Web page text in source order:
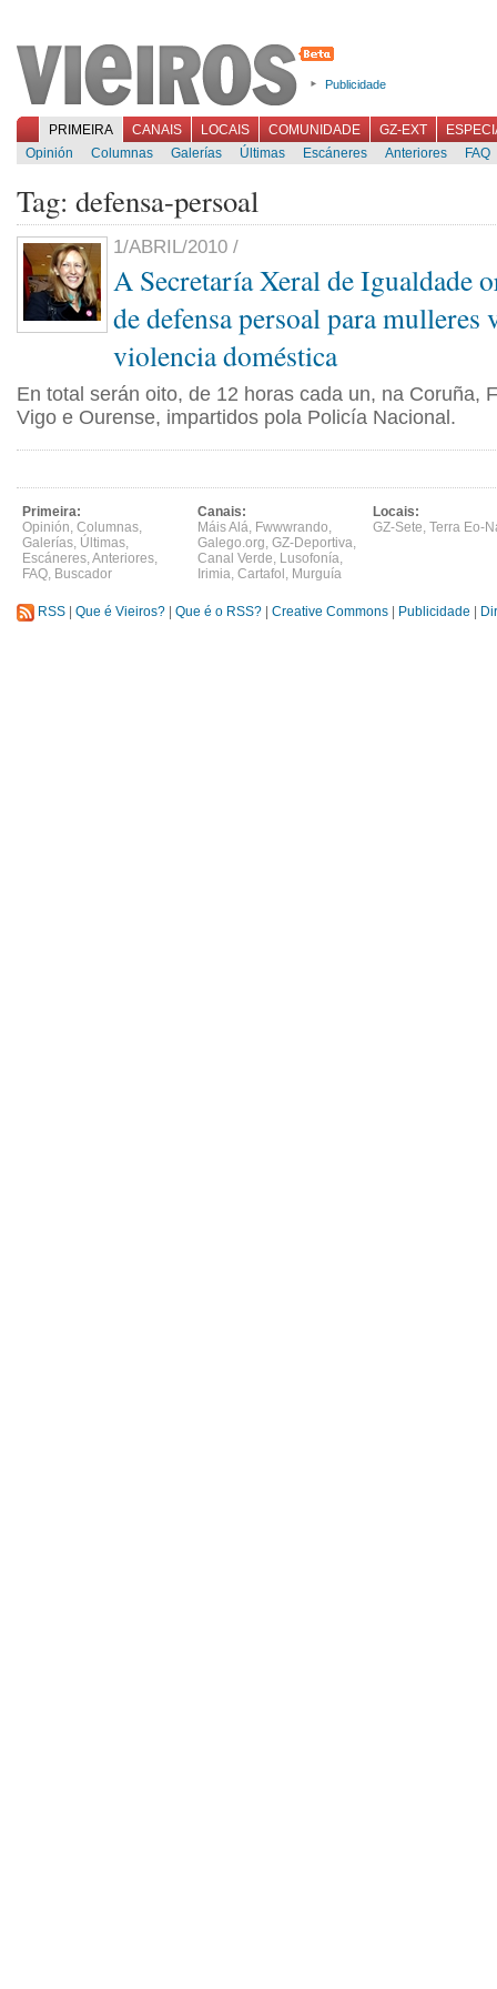
Publicidade
PRIMEIRA CANAIS LOCAIS COMUNIDADE GZ-EXT
Opinión
Columnas Galerías Últimas Escáneres Anteriores FAQ
Tag: defensa-persoal
1/ABRIL/2010 /
A Secretaría Xeral de Igualdade
de defensa persoal para mulleres
violencia doméstica
En total serán oito, de 12 horas cada un, na Coruña,
Vigo e Ourense, impartidos pola Policía Nacional.
Primeira:
Opinión, Columnas,
Galerías, Últimas,
Escáneres,Anteriores,
FAQ, Buscador
Canais:
Máis Alá, Fwwwrando,
Galego.org, GZ-Deportiva,
Canal Verde, Lusofonía,
Irimia, Cartafol , Murguía
Locais:
GZ-Sete, Terra Eo-
RSS Que é Vieiros? Que é o RSS? Creative Commons Publicidade